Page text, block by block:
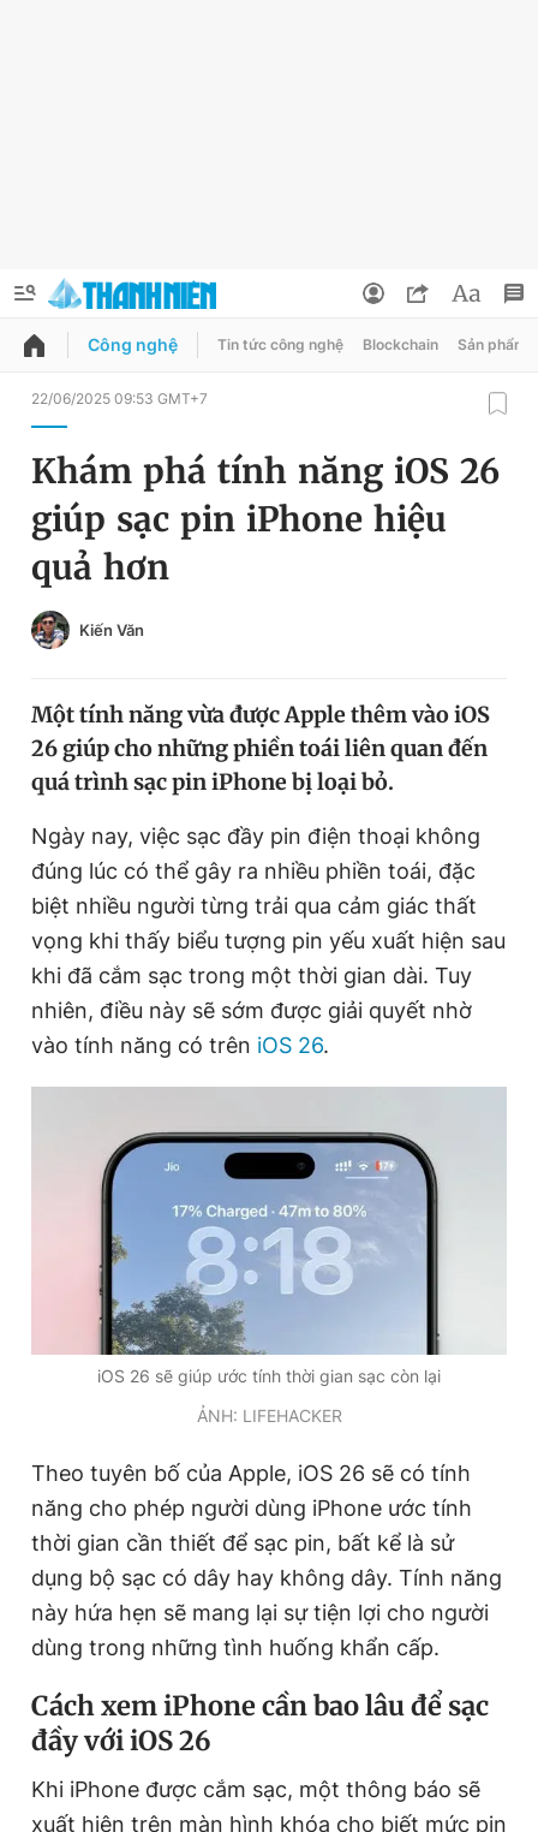
QUẢNG CÁO ĐẶT BÁO
Chuyên mục
Chuyên mục khác
Chào ngày mới
Video Magazine
Sản phẩm khác
Tiện ích Bạn cần biết
Thông tin tòa soạn Liên hệ quảng cáo
Đọc Thanh Niên trên điện thoại
Theo dõi báo trên
Liên hệ quảng cáo
Đặt báo Quảng cáo RSS Tòa soạn Chính sách bảo
Tổng biên tập: Nguyễn Ngọc Toàn
Phó tổng biên tập thường trực: Hải Thành
Phó tổng biên tập: Lâm Hiếu Dũng
Phó tổng biên tập: Trần Việt Hưng
Giấy phép xuất bản số 110/GP - BTTTT cấp ngày 24.3.2020
© 2003-2026 Bản quyền thuộc về Báo Thanh Niên. Cấm sao
bản. Phát triển bởi ePi Technologies, JSC.
Đổi mật khẩu
Tin đã lưu
Công nghệ Tin tức công nghệ Blockchain Sản phẩm
22/06/2025 09:53 GMT+7
Khám phá tính năng iOS 26
giúp sạc pin iPhone hiệu
quả hơn
Kiến Văn
Một tính năng vừa được Apple thêm vào iOS
26 giúp cho những phiền toái liên quan đến
quá trình sạc pin iPhone bị loại bỏ.
Ngày nay, việc sạc đầy pin điện thoại không
đúng lúc có thể gây ra nhiều phiền toái, đặc
biệt nhiều người từng trải qua cảm giác thất
vọng khi thấy biểu tượng pin yếu xuất hiện sau
khi đã cắm sạc trong một thời gian dài. Tuy
nhiên, điều này sẽ sớm được giải quyết nhờ
vào tính năng có trên iOS 26.
iOS 26 sẽ giúp ước tính thời gian sạc còn lại
ẢNH: LIFEHACKER
Theo tuyên bố của Apple, iOS 26 sẽ có tính
năng cho phép người dùng iPhone ước tính
thời gian cần thiết để sạc pin, bất kể là sử
dụng bộ sạc có dây hay không dây. Tính năng
này hứa hẹn sẽ mang lại sự tiện lợi cho người
dùng trong những tình huống khẩn cấp.
Cách xem iPhone cần bao lâu để sạc
đầy với iOS 26
Khi iPhone được cắm sạc, một thông báo sẽ
xuất hiện trên màn hình khóa cho biết mức pin